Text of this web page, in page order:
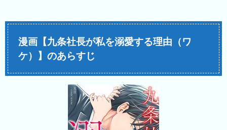
漫画【九条社長が私を溺愛する理由（ワ
ケ）】のあらすじ